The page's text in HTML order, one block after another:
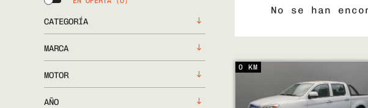
CATEGORÍA
MARCA
MOTOR
AÑO
No se han
0 KM